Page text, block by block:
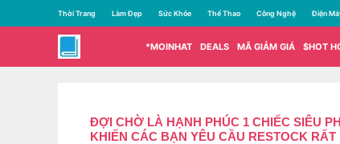
đến
dung
Thời Trang Làm Đẹp Sức Khỏe Thể Thao Công Nghệ Điện
*MOINHAT DEALS MÃ GIẢM GIÁ $HOT
ĐỢI CHỜ LÀ HẠNH PHÚC 1 CHIẾC SIÊU
KHIẾN CÁC BẠN YÊU CẦU RESTOCK